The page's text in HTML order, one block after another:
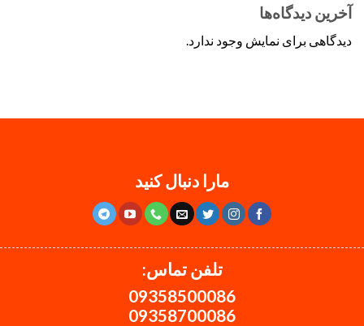
آخرین دیدگاه‌ها
دیدگاهی برای نمایش وجود ندارد.
مارا دنبال کنید
تلفن تماس:
09358500086
09358700086